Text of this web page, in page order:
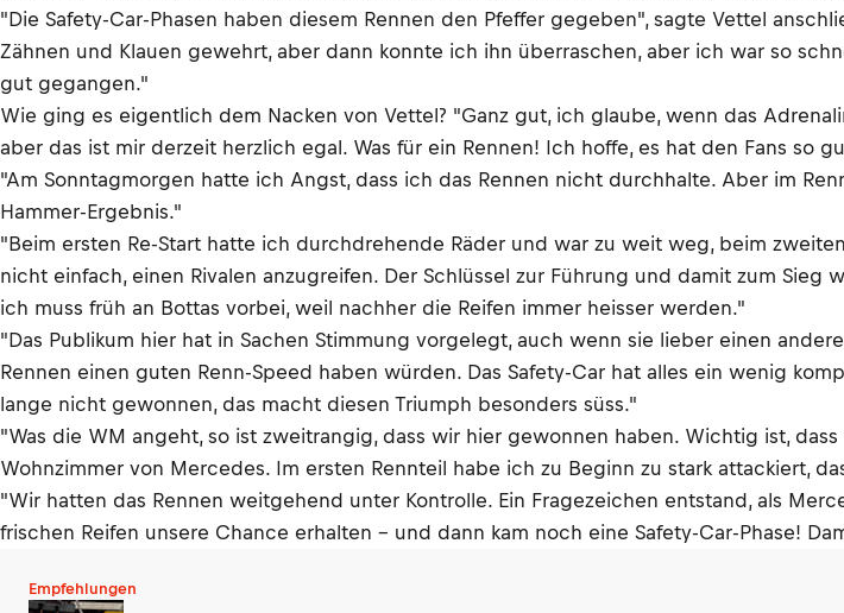
"Die Safety-Car-Phasen haben diesem Rennen den Pfeffer gegeben", sagte Vettel
Zähnen und Klauen gewehrt, aber dann konnte ich ihn überraschen, aber ich war so
gut gegangen."
Wie ging es eigentlich dem Nacken von Vettel? "Ganz gut, ich glaube, wenn das
aber das ist mir derzeit herzlich egal. Was für ein Rennen! Ich hoffe, es hat den Fans so
"Am Sonntagmorgen hatte ich Angst, dass ich das Rennen nicht durchhalte. Aber im
Hammer-Ergebnis."
"Beim ersten Re-Start hatte ich durchdrehende Räder und war zu weit weg, beim
nicht einfach, einen Rivalen anzugreifen. Der Schlüssel zur Führung und damit zum
ich muss früh an Bottas vorbei, weil nachher die Reifen immer heisser werden."
"Das Publikum hier hat in Sachen Stimmung vorgelegt, auch wenn sie lieber einen
Rennen einen guten Renn-Speed haben würden. Das Safety-Car hat alles ein wenig
lange nicht gewonnen, das macht diesen Triumph besonders süss."
"Was die WM angeht, so ist zweitrangig, dass wir hier gewonnen haben. Wichtig ist,
Wohnzimmer von Mercedes. Im ersten Rennteil habe ich zu Beginn zu stark attackiert,
"Wir hatten das Rennen weitgehend unter Kontrolle. Ein Fragezeichen entstand, als
frischen Reifen unsere Chance erhalten – und dann kam noch eine Safety-Car-Phase!
Empfehlungen